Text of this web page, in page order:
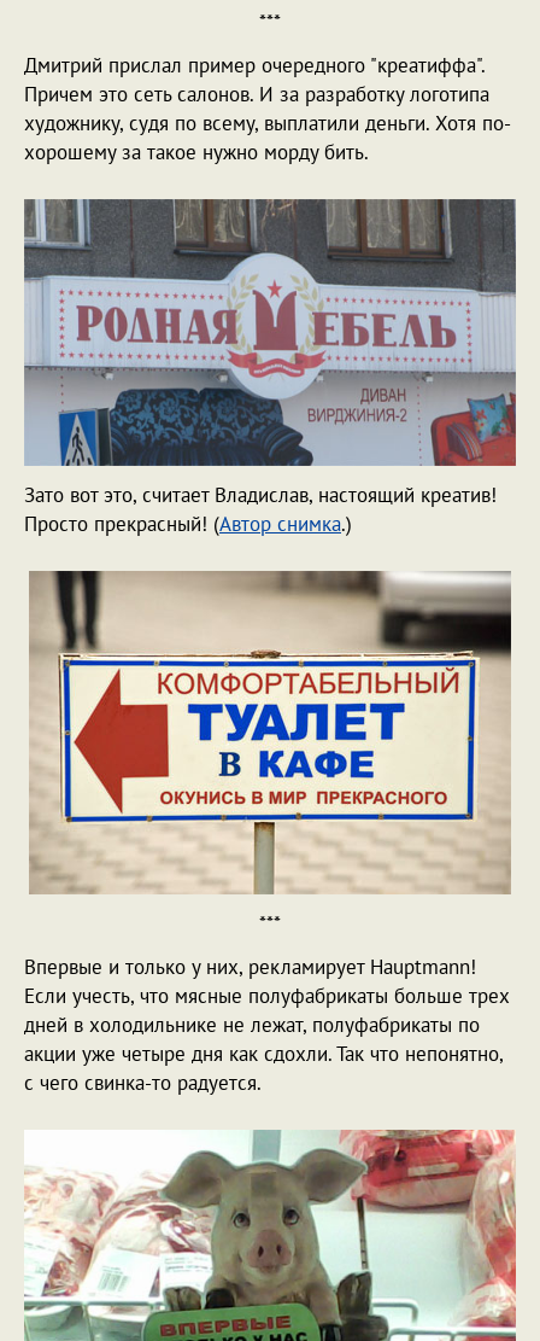
***
Дмитрий прислал пример очередного "креатиффа".
Причем это сеть салонов. И за разработку логотипа
художнику, судя по всему, выплатили деньги. Хотя по-
хорошему за такое нужно морду бить.
Зато вот это, считает Владислав, настоящий креатив!
Просто прекрасный! (Автор снимка.)
***
Впервые и только у них, рекламирует Hauptmann!
Если учесть, что мясные полуфабрикаты больше трех
дней в холодильнике не лежат, полуфабрикаты по
акции уже четыре дня как сдохли. Так что непонятно,
с чего свинка-то радуется.